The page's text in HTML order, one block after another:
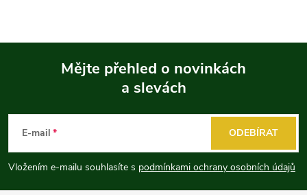
p
Mějte přehled o novinkách
a slevách
E-mail
Vložením e-mailu souhlasíte s podmínkami ochrany osobních údajů
ODEBÍRAT